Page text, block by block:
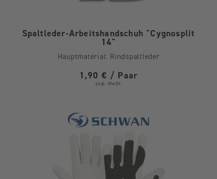
Spaltleder-Arbeitshandschuh "Cygnosplit
14"
Hauptmaterial: Rindspaltleder
1,90 € / Paar
zzgl. MwSt.